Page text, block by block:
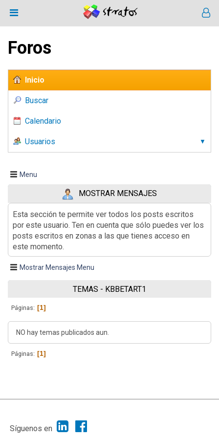
Foros
Inicio
Buscar
Calendario
Usuarios
Menu
MOSTRAR MENSAJES
Esta sección te permite ver todos los posts escritos
por este usuario. Ten en cuenta que sólo puedes ver los
posts escritos en zonas a las que tienes acceso en
este momento.
Mostrar Mensajes Menu
TEMAS - KBBETART1
Páginas 1
NO hay temas publicados aun.
Páginas 1
|
Síguenos en